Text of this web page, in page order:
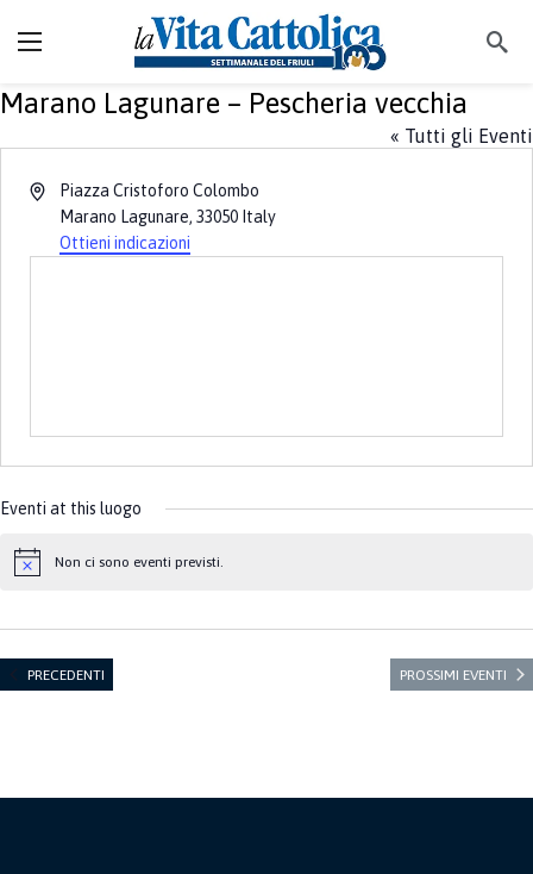
Marano Lagunare – Pescheria vecchia
« Tutti gli Eventi
IndirizzoPiazza Cristoforo Colombo
Marano Lagunare, 33050 Italy
Ottieni indicazioni
Eventi at this luogo
Notice Non ci sono eventi previsti.
EVENTI
PRECEDENTI PROSSIMI EVENTI